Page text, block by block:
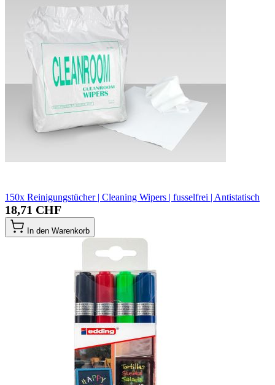
150x Reinigungstücher | Cleaning Wipers | fusselfrei | Antistatisch
18,71 CHF
In den Warenkorb